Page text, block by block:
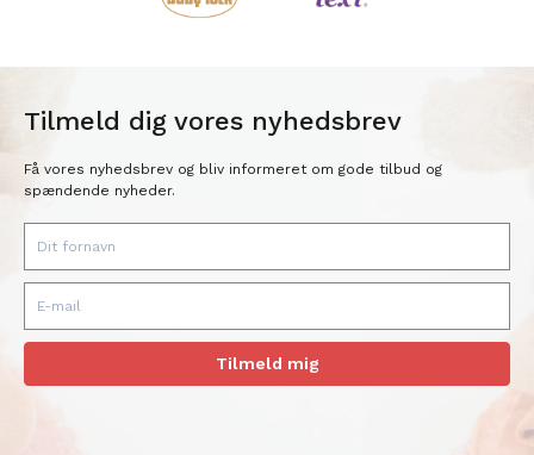
Tilmeld dig vores nyhedsbrev
Få vores nyhedsbrev og bliv informeret om gode tilbud og
spændende nyheder.
Tilmeld mig